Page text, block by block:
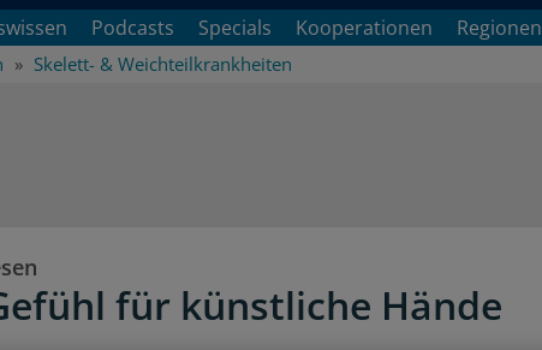
Podcasts Specials Kooperationen Regionen
Skelett- & Weichteilkrankheiten
für künstliche Hände